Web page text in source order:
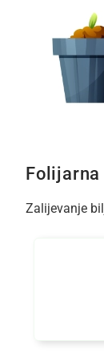
Folijarna
Zalijevanje